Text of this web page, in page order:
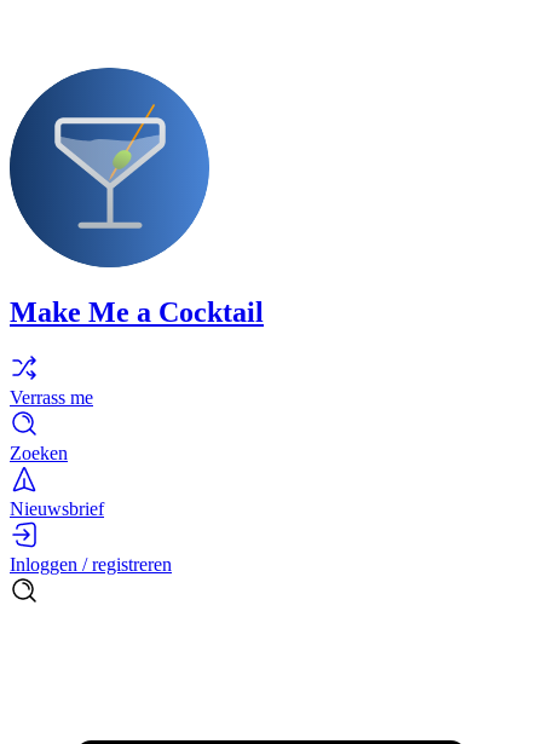
Make Me a Cocktail
Verrass me
Zoeken
Nieuwsbrief
Inloggen / registreren